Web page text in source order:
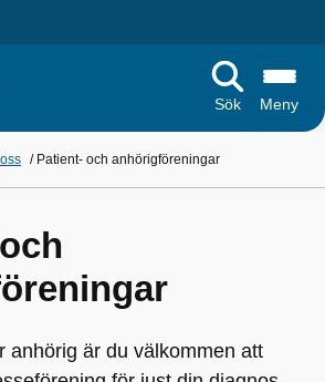
Sök
Meny
/ Patient- och anhörigföreningar
anhörig är du välkommen att